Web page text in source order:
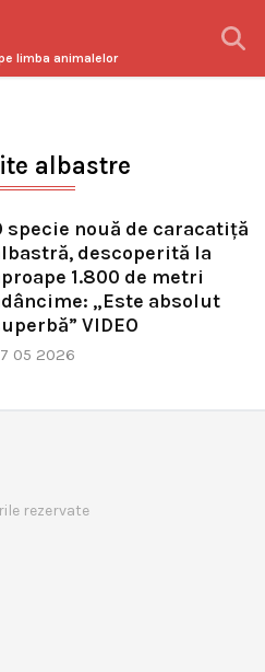
limba animalelor
albastre
specie nouă de caracatiță
descoperită la
1.800 de metri
„Este absolut
VIDEO
05 2026
rezervate